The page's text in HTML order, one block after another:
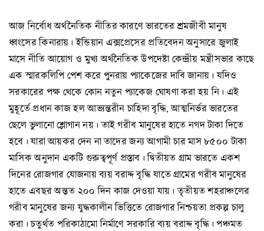
আজ নির্বোধ অর্থনৈতিক নীতির কারণে ভারতের শ্রমজীবী মানুষ
ধ্বংসের কিনারায়। ইন্ডিয়ান এক্সপ্রেসের প্রতিবেদন অনুসারে জুলাই
মাসে নীতি আয়োগ ও মুখ্য অর্থনৈতিক উপদেষ্টা কেন্দ্রীয় মন্ত্রীসভার কাছে
এক স্মারকলিপি পেশ করে পুনরায় প্যাকেজের দাবি জানায়। যদিও
সরকারের পক্ষ থেকে কোন নতুন প্যাকেজ ঘোষণা করা হয় নি। এই
মুহূর্তে প্রধান কাজ হল আভ্যন্তরীন চাহিদা বৃদ্ধি, আত্মনির্ভর ভারতের
ছেলে ভুলানো শ্লোগান নয়। তাই গরীব মানুষের হাতে নগদ টাকা দিতে
হবে। যারা আয়কর দেন না তাদের জন্য আগামী চার মাস ৮৫০০ টাকা
মাসিক অনুদান একটি গুরুত্বপূর্ণ প্রস্তাব। দ্বিতীয়ত গ্রাম ভারতে একশ
দিনের রোজগার যোজনায় ব্যয় বরাদ্দ বৃদ্ধি যাতে গ্রামের গরীব মানুষের
হাতে এবছর অন্তত ২০০ দিন কাজ দেওয়া যায়। তৃতীয়ত শহরাঞ্চলের
গরীব মানুষের জন্য যুদ্ধকালীন ভিত্তিতে রোজগার নিশ্চয়তা প্রকল্প চালু
করা। চতুর্থত পরিকাঠামো নির্মাণে সরকারি ব্যয় বরাদ্দ বৃদ্ধি। পঞ্চমত